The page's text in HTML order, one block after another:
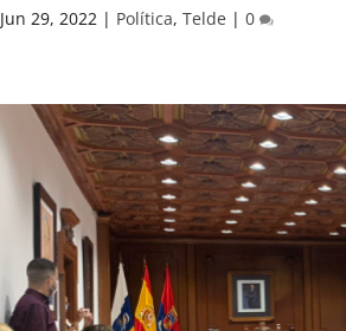
Jun 29, 2022| Política, Telde | 0